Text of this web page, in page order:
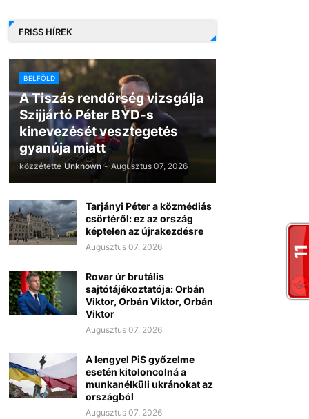
FRISS HÍREK
BELFÖLD
A Tiszás rendőrség vizsgálja
Szijjártó Péter BYD-s
kinevezését vesztegetés
gyanúja miatt
közzétette Unknown - Augusztus 07, 2026
Tarjányi Péter a közmédiás
csörtéről: ez az ország
képtelen az újrakezdésre
Augusztus 07, 2026
Rovar úr brutális
sajtótájékoztatója: Orbán
Viktor, Orbán Viktor, Orbán
Viktor
Augusztus 07, 2026
A lengyel PiS győzelme
esetén kitoloncolná a
munkanélküli ukránokat az
országból
Augusztus 07, 2026